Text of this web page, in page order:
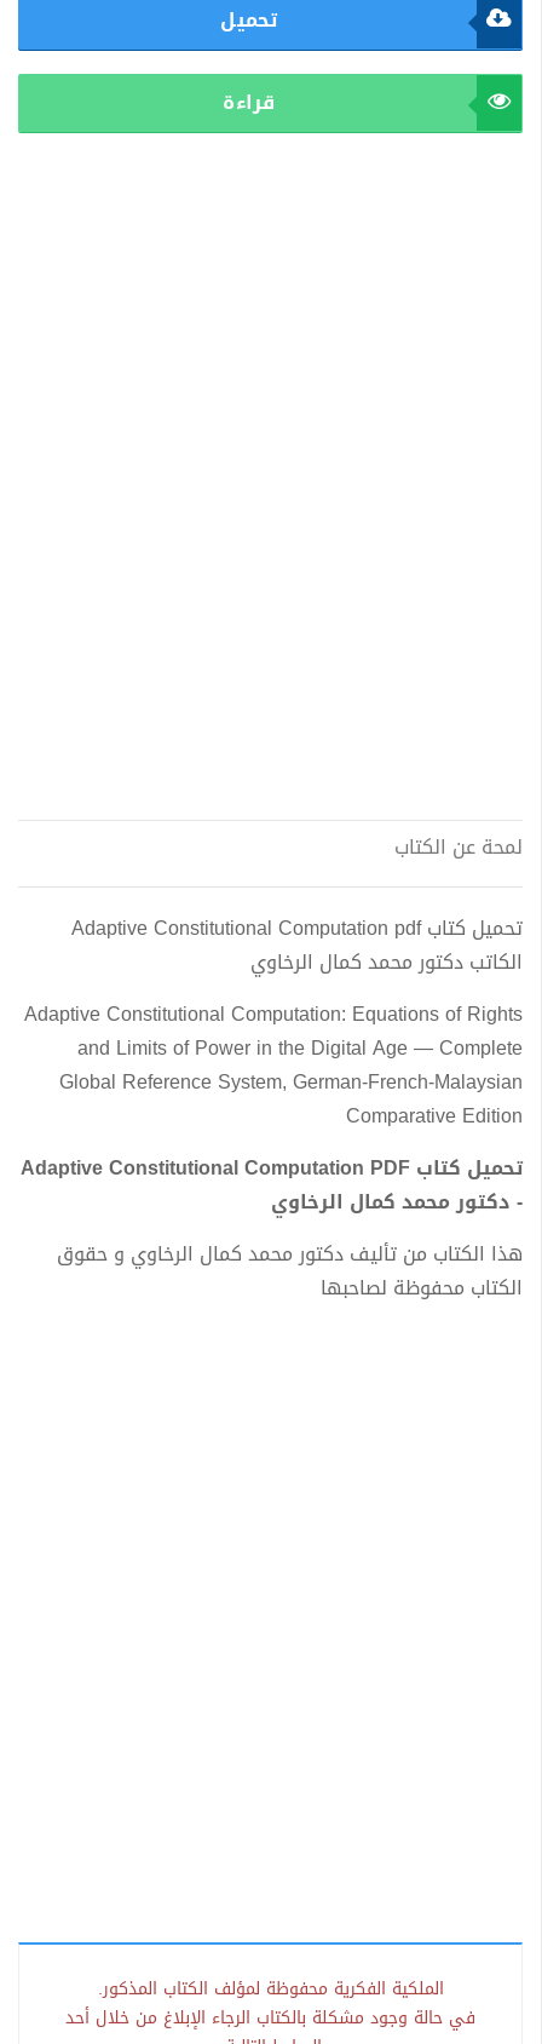
تحميل
قراءة
لمحة عن الكتاب
تحميل كتاب Adaptive Constitutional Computation pdf
الكاتب دكتور محمد كمال الرخاوي
Adaptive Constitutional Computation: Equations of Rights
and Limits of Power in the Digital Age — Complete
Global Reference System, German-French-Malaysian
Comparative Edition
تحميل كتاب Adaptive Constitutional Computation PDF
- دكتور محمد كمال الرخاوي
هذا الكتاب من تأليف دكتور محمد كمال الرخاوي و حقوق
الكتاب محفوظة لصاحبها
الملكية الفكرية محفوظة لمؤلف الكتاب المذكور.
في حالة وجود مشكلة بالكتاب الرجاء الإبلاغ من خلال أحد